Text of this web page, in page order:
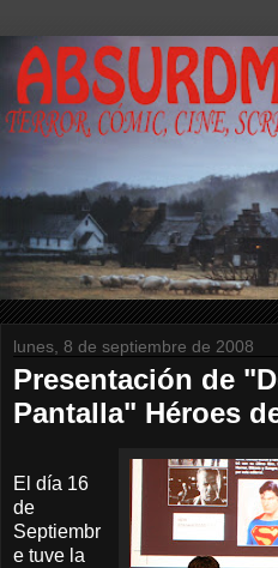
lunes, 8 de septiembre de 2008
Presentación de
Pantalla" Héroes
El día 16
de
Septiembr
e tuve la